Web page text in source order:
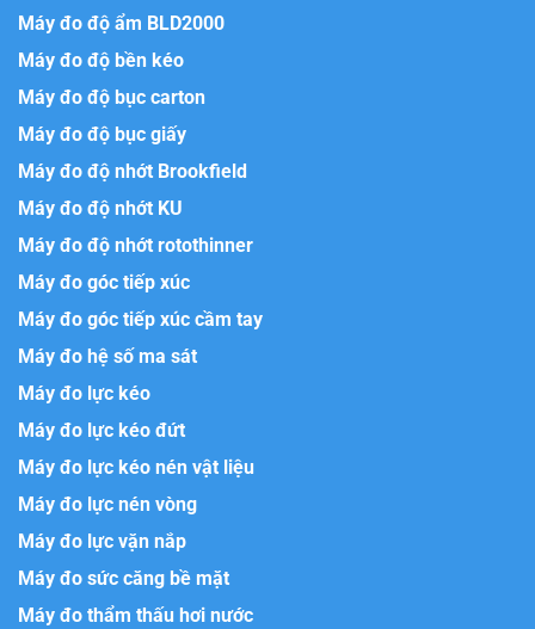
Máy đo độ ẩm BLD2000
Máy đo độ bền kéo
Máy đo độ bục carton
Máy đo độ bục giấy
Máy đo độ nhớt Brookfield
Máy đo độ nhớt KU
Máy đo độ nhớt rotothinner
Máy đo góc tiếp xúc
Máy đo góc tiếp xúc cầm tay
Máy đo hệ số ma sát
Máy đo lực kéo
Máy đo lực kéo đứt
Máy đo lực kéo nén vật liệu
Máy đo lực nén vòng
Máy đo lực vặn nắp
Máy đo sức căng bề mặt
Máy đo thẩm thấu hơi nước